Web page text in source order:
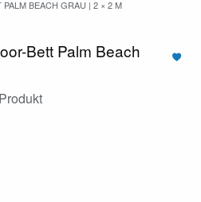
BEACH GRAU | 2 × 2 M
Bett Palm Beach